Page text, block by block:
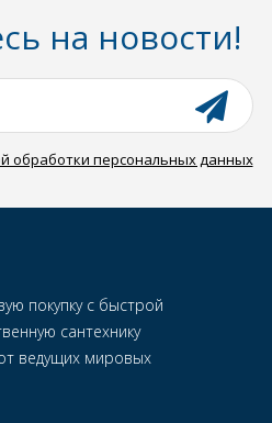
на новости!
обработки персональных данных
покупку с быстрой
сантехнику
ведущих мировых